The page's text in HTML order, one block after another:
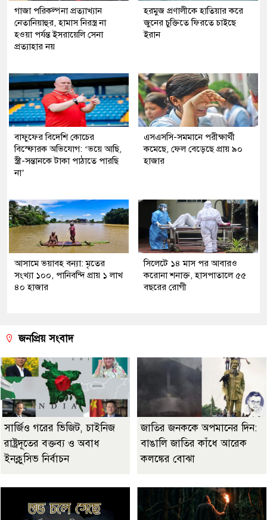
গাজা পরিকল্পনা প্রত্যাখ্যান
নেতানিয়াহুর, হামাস নিরস্ত্র না
হওয়া পর্যন্ত ইসরায়েলি সেনা
প্রত্যাহার নয়
হরমুজ প্রণালীকে হাতিয়ার করে
জুনের চুক্তিতে ফিরতে চাইছে
ইরান
বাফুফের বিদেশি কোচের
বিস্ফোরক অভিযোগ: ‘ভয়ে আছি,
স্ত্রী-সন্তানকে টাকা পাঠাতে পারছি
না’
এসএসসি-সমমানে পরীক্ষার্থী
কমেছে, ফেল বেড়েছে প্রায় ৯০
হাজার
আসামে ভয়াবহ বন্যা: মৃতের
সংখ্যা ১০০, পানিবন্দি প্রায় ১ লাখ
৪০ হাজার
সিলেটে ১৪ মাস পর আবারও
করোনা শনাক্ত, হাসপাতালে ৫৫
বছরের রোগী
জনপ্রিয় সংবাদ
সার্জিও গরের ভিজিট, চাইনিজ
রাষ্ট্রদূতের বক্তব্য ও অবাধ
ইনক্লুসিভ নির্বাচন
জাতির জনককে অপমানের দিন:
বাঙালি জাতির কাঁধে আরেক
কলঙ্কের বোঝা